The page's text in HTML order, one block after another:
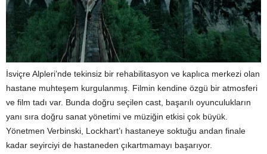
İsviçre Alpleri’nde tekinsiz bir rehabilitasyon ve kaplıca merkezi olan
hastane muhteşem kurgulanmış. Filmin kendine özgü bir atmosferi
ve film tadı var. Bunda doğru seçilen cast, başarılı oyunculukların
yanı sıra doğru sanat yönetimi ve müziğin etkisi çok büyük.
Yönetmen Verbinski, Lockhart’ı hastaneye soktuğu andan finale
kadar seyirciyi de hastaneden çıkartmamayı başarıyor.